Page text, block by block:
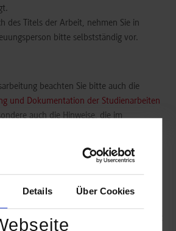
Details Über Cookies
des Titels der Arbeit, nehmen Sie in
bitte selbstständig vor.
beachten Sie bitte auch die
und Dokumentation der Studienarbeiten
auch die Hinweise, die im
Arbeiten" gegeben werden.
für Betreuungspersonen und
bzw. Rücktritt von einer T2000 Arbeit mit